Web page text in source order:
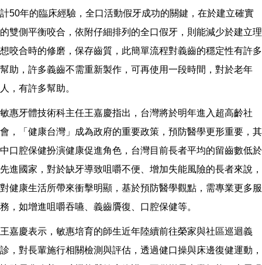
計50年的臨床經驗，全口活動假牙成功的關鍵，在於建立確實
的雙側平衡咬合，依附仔細排列的全口假牙，則能減少於建立理
想咬合時的修磨，保存齒質，此簡單流程對義齒的穩定性有許多
幫助，許多義齒不需重新製作，可再使用一段時間，對於老年
人，有許多幫助。
敏惠牙體技術科主任王嘉慶指出，台灣將於明年進入超高齡社
會，「健康台灣」成為政府的重要政策，預防醫學更形重要，其
中口腔保健扮演健康促進角色，台灣目前長者平均的留齒數低於
先進國家，對於缺牙導致咀嚼不便、增加失能風險的長者來說，
對健康生活所帶來衝擊明顯，基於預防醫學觀點，需專業更多服
務，如增進咀嚼吞嚥、義齒贗復、口腔保健等。
王嘉慶表示，敏惠培育的師生近年陸續前往榮家與社區巡迴義
診，對長輩施行相關檢測與評估，透過健口操與床邊復健運動，